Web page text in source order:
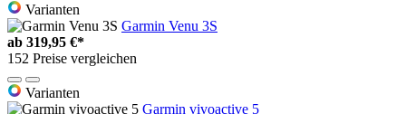
Varianten
Garmin Venu 3S
ab 319,95 €*
152 Preise vergleichen
Varianten
Garmin vivoactive 5